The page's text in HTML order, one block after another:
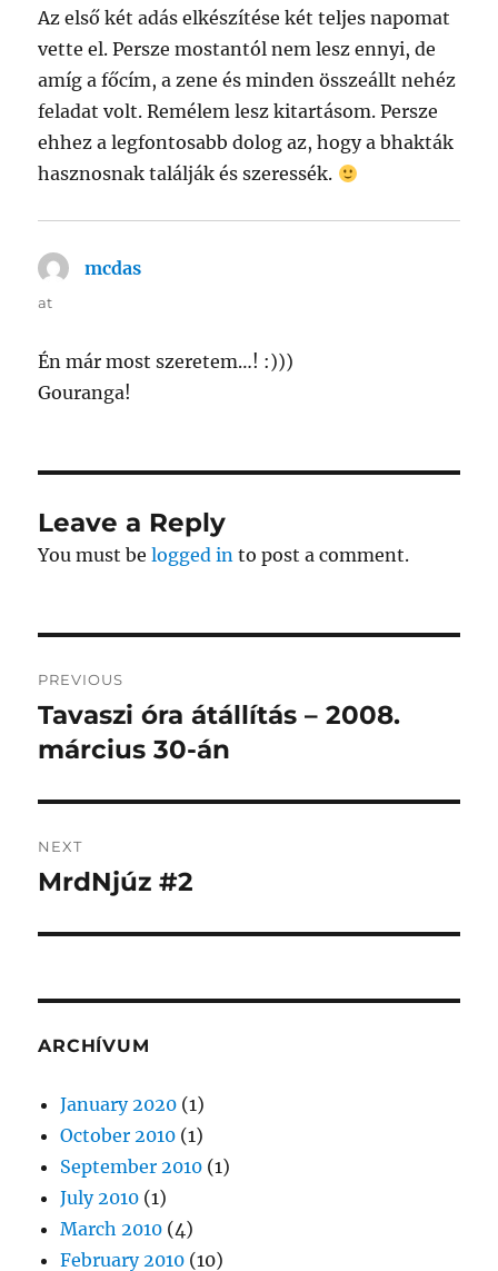
Az első két adás elkészítése két teljes napomat
vette el. Persze mostantól nem lesz ennyi, de
amíg a főcím, a zene és minden összeállt nehéz
feladat volt. Remélem lesz kitartásom. Persze
ehhez a legfontosabb dolog az, hogy a bhakták
hasznosnak találják és szeressék.
mcdas
at
Én már most szeretem…! :)))
Gouranga!
Leave a Reply
You must belogged in to post a comment.
navigation
PREVIOUS
Previous
post:
Tavaszi óra átállítás – 2008.
március 30-án
NEXT
Next
MrdNjúz #2
ARCHÍVUM
January 2020 (1)
October 2010 (1)
September 2010 (1)
July 2010 (1)
March 2010 (4)
February 2010 (10)